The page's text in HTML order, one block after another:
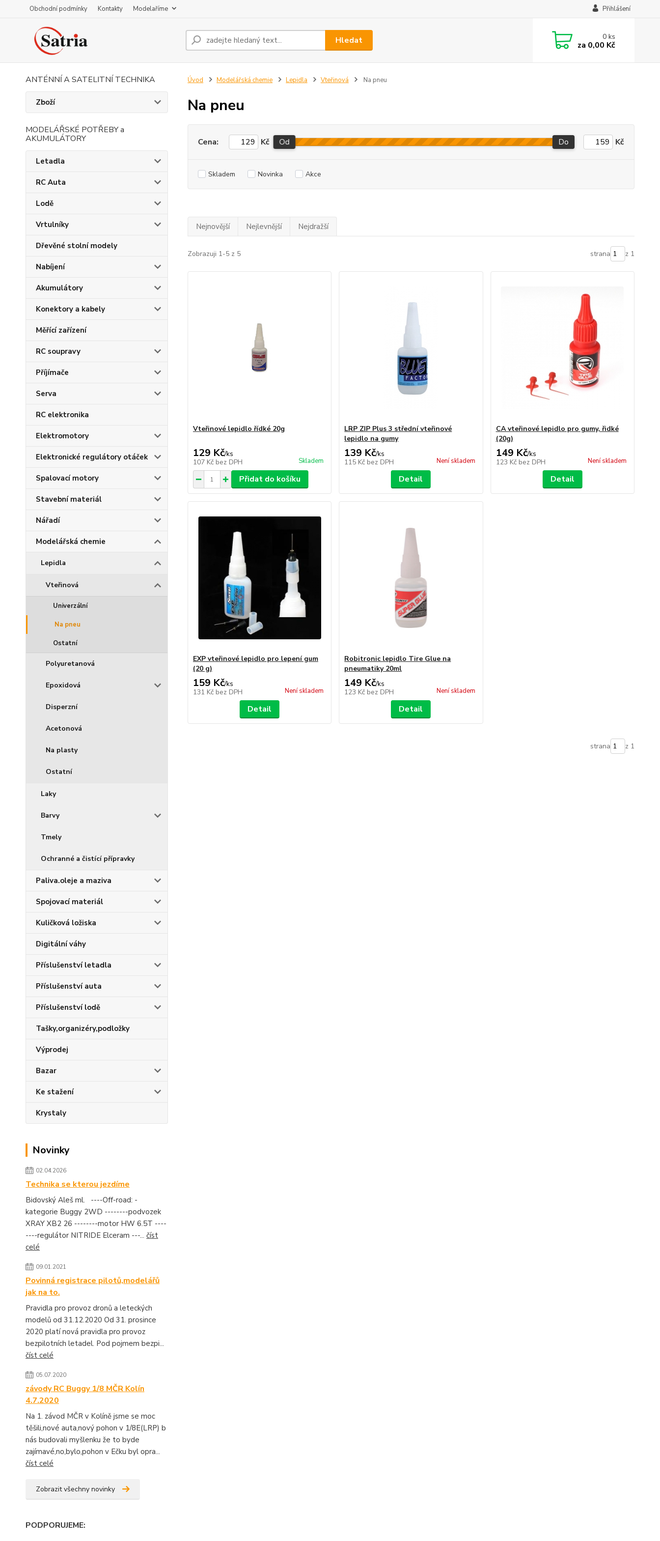
Obchodní podmínky Kontakty Modelaříme Přihlášení
Hledat 0ks
za 0,00 Kč
ANTÉNNÍ A SATELITNÍ TECHNIKA
Zboží
MODELÁŘSKÉ POTŘEBY a
AKUMULÁTORY
Letadla
RC Auta
Lodě
Vrtulníky
Dřevěné stolní modely
Nabíjení
Akumulátory
Konektory a kabely
Měřící zařízení
RC soupravy
Příjímače
Serva
RC elektronika
Elektromotory
Elektronické regulátory otáček
Spalovací motory
Stavební materiál
Nářadí
Modelářská chemie
Lepidla
Vteřinová
Univerzální
Na pneu
Ostatní
Polyuretanová
Epoxidová
Disperzní
Acetonová
Na plasty
Ostatní
Laky
Barvy
Tmely
Ochranné a čistící přípravky
Paliva.oleje a maziva
Spojovací materiál
Kuličková ložiska
Digitální váhy
Příslušenství letadla
Příslušenství auta
Příslušenství lodě
Tašky,organizéry,podložky
Výprodej
Bazar
Ke stažení
Krystaly
Novinky
02.04.2026
Technika se kterou jezdíme
Bidovský Aleš ml. ----Off-road: -
kategorie Buggy 2WD --------podvozek
XRAY XB2 26 --------motor HW 6.5T ----
----regulátor NITRIDE Elceram ---... číst
celé
09.01.2021
Povinná registrace pilotů,modelářů
jak na to.
Pravidla pro provoz dronů a leteckých
modelů od 31.12.2020 Od 31. prosince
2020 platí nová pravidla pro provoz
bezpilotních letadel. Pod pojmem bezpi...
číst celé
05.07.2020
závody RC Buggy 1/8 MČR Kolín
4.7.2020
Na 1. závod MČR v Kolíně jsme se moc
těšili,nové auta,nový pohon v 1/8E(LRP) b
nás budovali myšlenku že to byde
zajímavé,no,bylo,pohon v Ečku byl opra...
číst celé
Zobrazit všechny novinky
PODPORUJEME:
Úvod Modelářská chemie Lepidla Vteřinová Na pneu
Na pneu
Cena: Kč Od Do Kč
Skladem Novinka Akce
Nejnovější Nejlevnější Nejdražší
Zobrazuji 1-5 z 5 strana z 1
Vteřinové lepidlo řídké 20g
129 Kč/ks
107 Kč bez DPH Skladem
Přidat do košíku
LRP ZIP Plus 3 střední vteřinové
lepidlo na gumy
139 Kč/ks
115 Kč bez DPH Není skladem
Detail
CA vteřinové lepidlo pro gumy, řidké
(20g)
149 Kč/ks
123 Kč bez DPH Není skladem
Detail
EXP vteřinové lepidlo pro lepení gum
(20 g)
159 Kč/ks
131 Kč bez DPH Není skladem
Detail
Robitronic lepidlo Tire Glue na
pneumatiky 20ml
149 Kč/ks
123 Kč bez DPH Není skladem
Detail
strana z 1